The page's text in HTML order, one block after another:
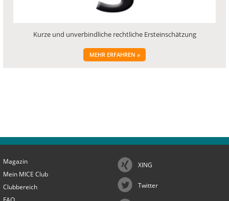
Kurze und unverbindliche rechtliche Ersteinschätzung
MEHR ERFAHREN »
Magazin
Mein MICE Club
Clubbereich
XING
Twitter